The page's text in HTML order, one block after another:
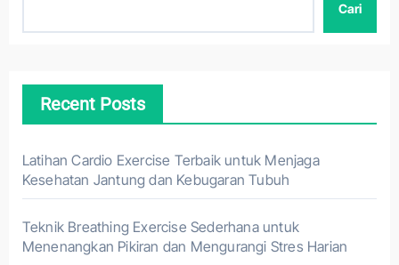
Cari
Recent Posts
Latihan Cardio Exercise Terbaik untuk Menjaga
Kesehatan Jantung dan Kebugaran Tubuh
Teknik Breathing Exercise Sederhana untuk
Menenangkan Pikiran dan Mengurangi Stres Harian